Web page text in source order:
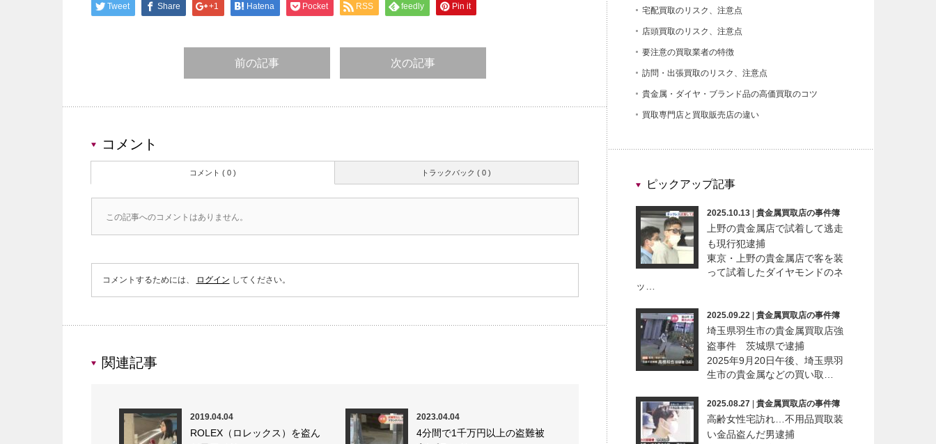
Tweet Share +1 Hatena Pocket RSS feedly Pin it
前の記事 次の記事
コメント
トラックバック ( 0 )
コメント ( 0 )
この記事へのコメントはありません。
コメントするためには、 ログイン してください。
関連記事
2019.04.04
ROLEX（ロレックス）を盗ん
2023.04.04
4分間で1千万円以上の盗難被
宅配買取のリスク、注意点
店頭買取のリスク、注意点
要注意の買取業者の特徴
訪問・出張買取のリスク、注意点
貴金属・ダイヤ・ブランド品の高価買取のコツ
買取専門店と買取販売店の違い
ピックアップ記事
2025.10.13 貴金属買取店の事件簿
上野の貴金属店で試着して逃走
も現行犯逮捕
東京・上野の貴金属店で客を装
って試着したダイヤモンドのネ
ッ…
2025.09.22 貴金属買取店の事件簿
埼玉県羽生市の貴金属買取店強
盗事件 茨城県で逮捕
2025年9月20日午後、埼玉県羽
生市の貴金属などの買い取…
2025.08.27 貴金属買取店の事件簿
高齢女性宅訪れ…不用品買取装
い金品盗んだ男逮捕